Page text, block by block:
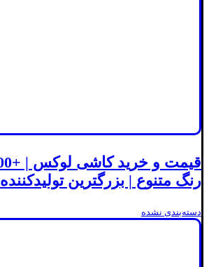
رنگ متنوع | بزرگترین تولیدکننده
دسته‌بندی نشده